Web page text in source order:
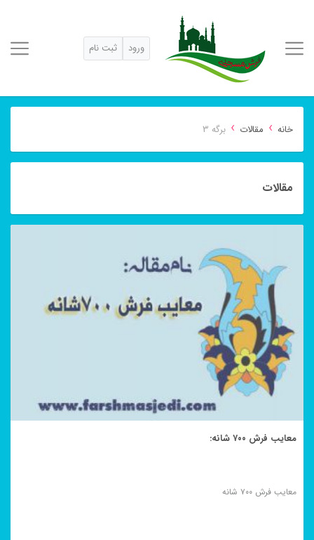
ورود ثبت نام
خانه › مقالات › برگه 3
مقالات
معایب فرش ۷۰۰ شانه:
معایب فرش ۷۰۰ شانه